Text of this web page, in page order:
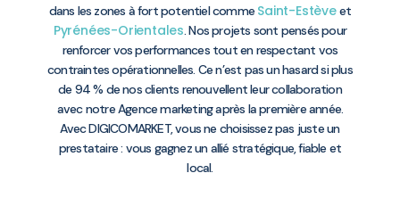
dans les zones à fort potentiel comme Saint-Estèveet
Pyrénées-Orientales. Nos projets sont pensés pour
renforcer vos performances tout en respectant vos
contraintes opérationnelles. Ce n’est pas un hasard si plus
de 94 % de nos clients renouvellent leur collaboration
avec notre Agence marketing après la première année.
Avec DIGICOMARKET, vous ne choisissez pas juste un
prestataire : vous gagnez un allié stratégique, fiable et
local.